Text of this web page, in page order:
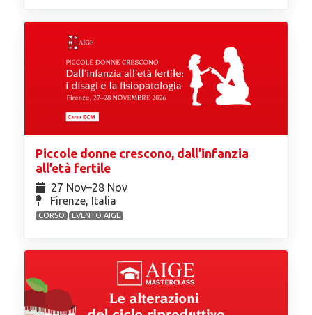
Piccole donne crescono, dall’infanzia
all’età fertile
27 Nov⁠–28 Nov
Firenze, Italia
CORSO EVENTO AIGE